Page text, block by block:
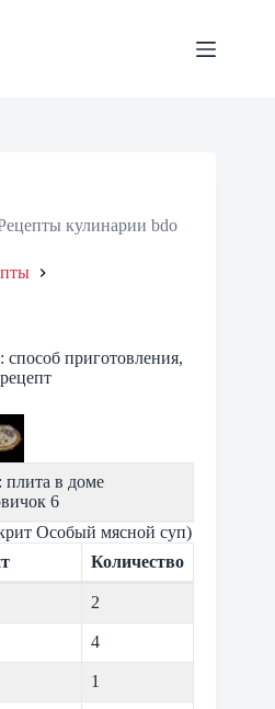
кулинарии bdo
: способ приготовления,
: плита в доме
6
Особый мясной суп)
Количество
2
4
1